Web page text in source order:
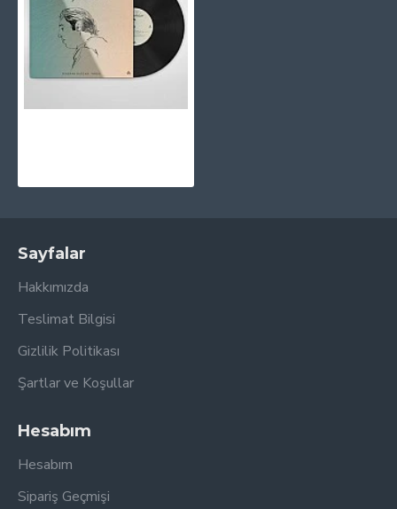
Sayfalar
Hakkımızda
Teslimat Bilgisi
Gizlilik Politikası
Şartlar ve Koşullar
Hesabım
Hesabım
Sipariş Geçmişi